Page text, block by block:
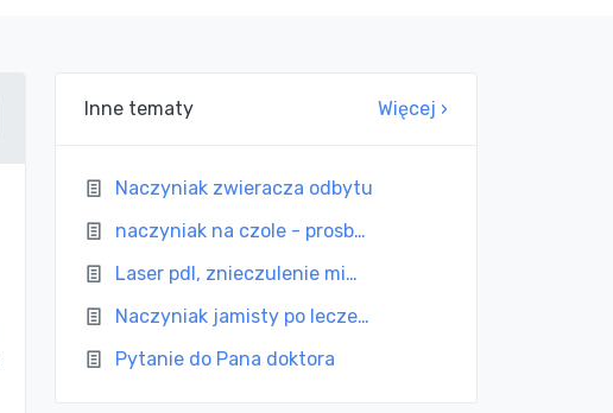
Inne tematy Więcej ›
Naczyniak zwieracza odbytu
naczyniak na czole - prosb…
Laser pdl, znieczulenie mi…
Naczyniak jamisty po lecze…
Pytanie do Pana doktora